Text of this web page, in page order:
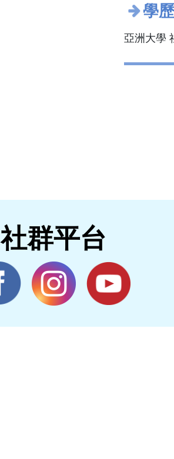
學歷
亞洲大學
社群平台